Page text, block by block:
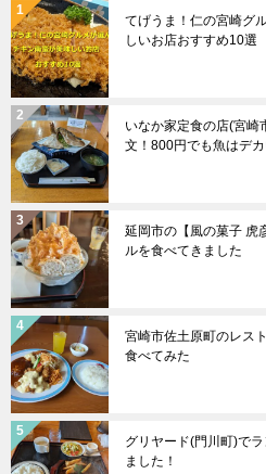
てげうま！仁の宮崎グ
しいお店おすすめ10選
いなか家定食の店(宮崎
文！800円でも魚はデ
延岡市の【風の菓子 虎
ルを食べてきました
宮崎市佐土原町のレス
食べてみた
グリヤード(門川町)で
ました！